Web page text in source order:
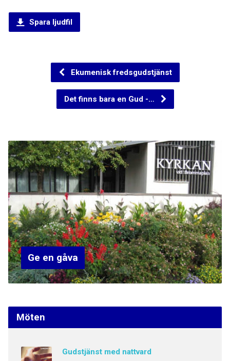
Spara ljudfil
Ekumenisk fredsgudstjänst
Det finns bara en Gud -…
Ge en gåva
Möten
Gudstjänst med nattvard